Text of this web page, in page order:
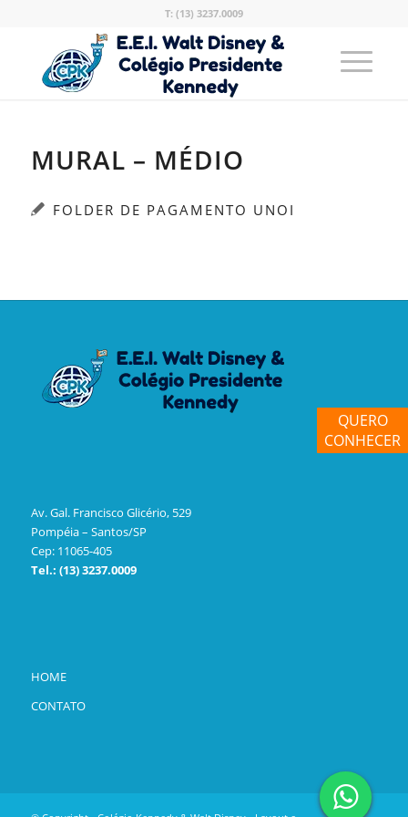
T: (13) 3237.0009
MURAL – MÉDIO
FOLDER DE PAGAMENTO UNOI
Av. Gal. Francisco Glicério, 529
Pompéia – Santos/SP
Cep: 11065-405
Tel.: (13) 3237.0009
HOME
CONTATO
QUERO
CONHECER